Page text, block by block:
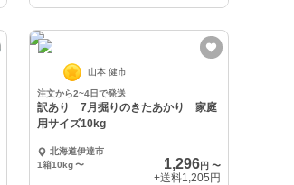
山本 健市
注文から2~4日で発送
訳あり 7月掘りのきたあかり 家庭
用サイズ10kg
北海道伊達市
1箱10kg〜 1,296円 〜
+送料1,205円